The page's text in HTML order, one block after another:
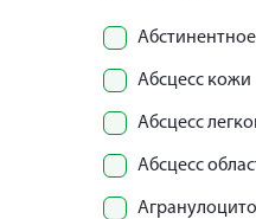
Абсцесс кожи